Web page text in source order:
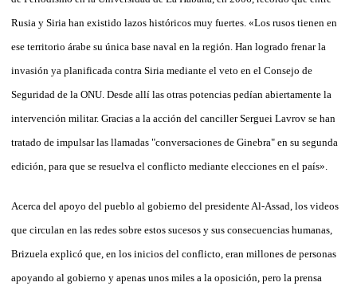
Rusia y Siria han existido lazos históricos muy fuertes. «Los rusos tienen en
ese territorio árabe su única base naval en la región. Han logrado frenar la
invasión ya planificada contra Siria mediante el veto en el Consejo de
Seguridad de la ONU. Desde allí las otras potencias pedían abiertamente la
intervención militar. Gracias a la acción del canciller Serguei Lavrov se han
tratado de impulsar las llamadas "conversaciones de Ginebra" en su segunda
edición, para que se resuelva el conflicto mediante elecciones en el país».
Acerca del apoyo del pueblo al gobierno del presidente Al-Assad, los videos
que circulan en las redes sobre estos sucesos y sus consecuencias humanas,
Brizuela explicó que, en los inicios del conflicto, eran millones de personas
apoyando al gobierno y apenas unos miles a la oposición, pero la prensa